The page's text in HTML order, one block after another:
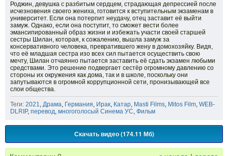
Роджин, девушка с разбитым сердцем, страдающая депрессией после
исчезновения своего жениха, готовится к вступительным экзаменам в
университет. Если она потерпит неудачу, отец заставит её выйти
замуж. Однако, если она поступит, то сможет вести более
эмансипированный образ жизни и избежать участи своей старшей
сестры Шилан, которая, к сожалению, вышла замуж за
консервативного человека, превратившего жену в домохозяйку. Видя,
что её младшая сестра изо всех сил пытается осуществить свою
мечту, Шилан отчаянно пытается заставить её сдать экзамен любыми
средствами. Это решение подвергает сестёр огромному давлению со
стороны их окружения как дома, так и в школе, поскольку они
запутываются в огромной коррупционной сети, пронизывающей все
слои общества.
Теги: 2021, Драма, Германия, Ирак, Катар, Masti Films, Mitos Film, WEB-
DLRIP, перевод, многоголосый Синема УС, Фильм
Скачать видео (174.11 Мб)